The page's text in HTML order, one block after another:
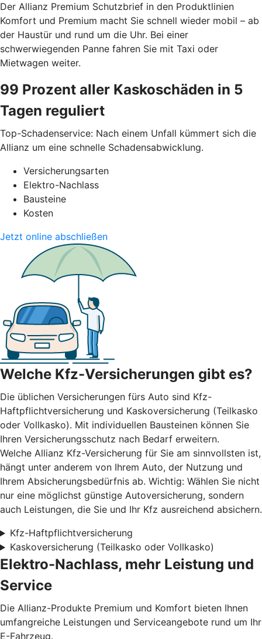
Der Allianz Premium Schutzbrief in den Produktlinien
Komfort und Premium macht Sie schnell wieder mobil – ab
der Haustür und rund um die Uhr. Bei einer
schwerwiegenden Panne fahren Sie mit Taxi oder
Mietwagen weiter.
99 Prozent aller Kaskoschäden in 5
Tagen reguliert
Top-Schadenservice: Nach einem Unfall kümmert sich die
Allianz um eine schnelle Schadensabwicklung.
Versicherungsarten
Elektro-Nachlass
Bausteine
Kosten
Jetzt online abschließen
Welche Kfz-Versicherungen gibt es?
Die üblichen Versicherungen fürs Auto sind Kfz-
Haftpflichtversicherung und Kaskoversicherung (Teilkasko
oder Vollkasko). Mit individuellen Bausteinen können Sie
Ihren Versicherungsschutz nach Bedarf erweitern.
Welche Allianz Kfz-Versicherung für Sie am sinnvollsten ist,
hängt unter anderem von Ihrem Auto, der Nutzung und
Ihrem Absicherungsbedürfnis ab. Wichtig: Wählen Sie nicht
nur eine möglichst günstige Autoversicherung, sondern
auch Leistungen, die Sie und Ihr Kfz ausreichend absichern.
Kfz-Haftpflichtversicherung
Kaskoversicherung (Teilkasko oder Vollkasko)
Elektro-Nachlass, mehr Leistung und
Service
Die Allianz-Produkte Premium und Komfort bieten Ihnen
umfangreiche Leistungen und Serviceangebote rund um Ihr
E-Fahrzeug.